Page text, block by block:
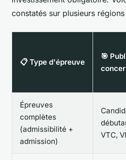
constatés sur plusieurs régions
📋 Type d'épreuve
🎯
Épreuves
complètes
(admissibilité +
admission)
VTC,